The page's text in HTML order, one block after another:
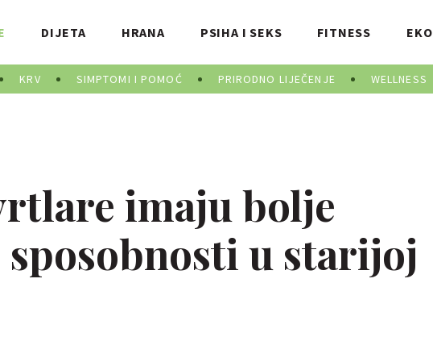
KRV SIMPTOMI I POMOĆ PRIRODNO LIJEČENJE WELLNESS
DIJETA HRANA PSIHA I SEKS FITNESS EKO
imaju bolje
u starijoj